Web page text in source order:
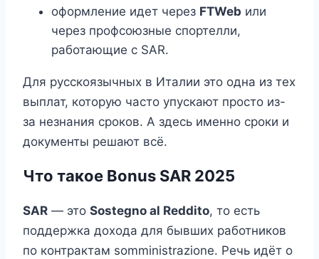
оформление идет через FTWeb или
через профсоюзные спортелли,
работающие с SAR.
Для русскоязычных в Италии это одна из тех
выплат, которую часто упускают просто из-
за незнания сроков. А здесь именно сроки и
документы решают всё.
Что такое Bonus SAR 2025
SAR — это Sostegno al Reddito, то есть
поддержка дохода для бывших работников
по контрактам somministrazione. Речь идёт о